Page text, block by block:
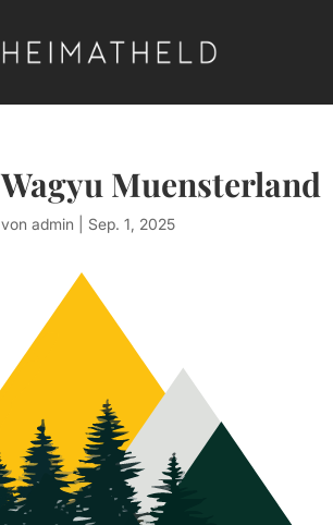
Wagyu Muensterland
vonadmin |Sep. 1, 2025